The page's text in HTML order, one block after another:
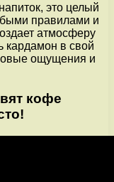
это целый
правилами и
атмосферу
кардамон в свой
ощущения и
кофе